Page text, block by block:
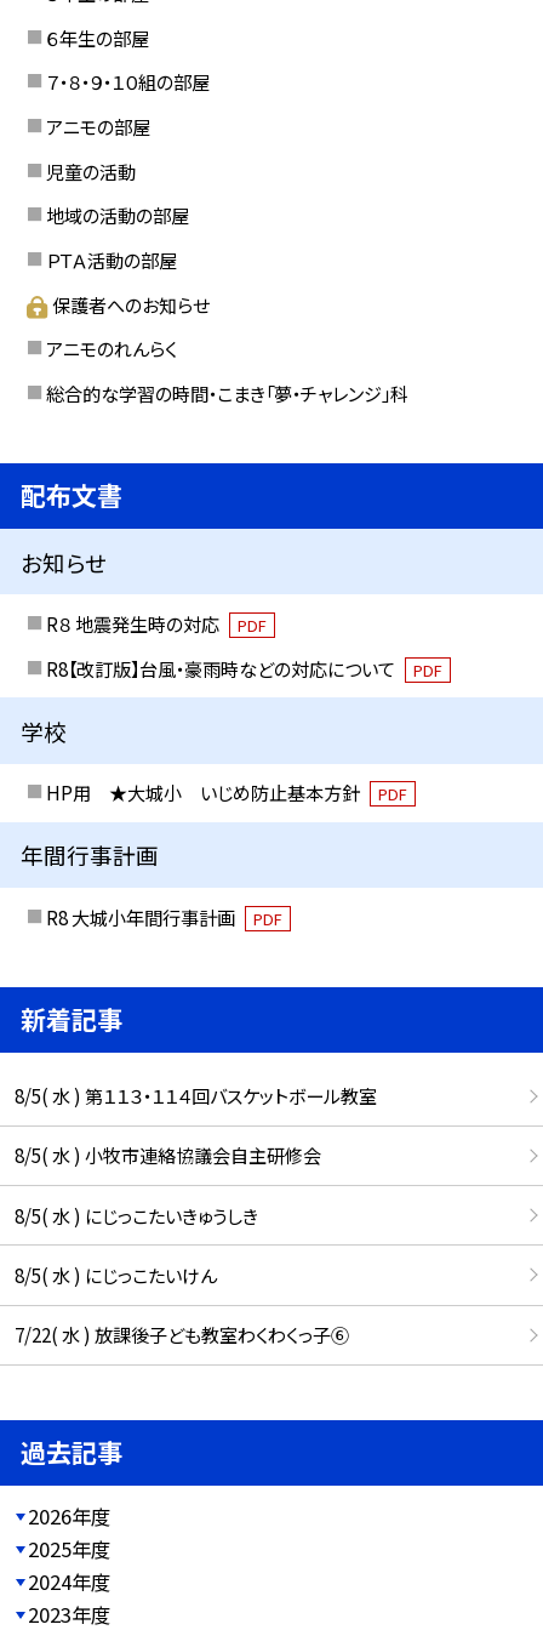
６年生の部屋
７・８・９・１０組の部屋
アニモの部屋
児童の活動
地域の活動の部屋
ＰＴＡ活動の部屋
保護者へのお知らせ
アニモのれんらく
総合的な学習の時間・こまき「夢・チャレンジ」科
配布文書
お知らせ
R８ 地震発生時の対応 PDF
R8【改訂版】台風・豪雨時などの対応について PDF
学校
HP用 ★大城小 いじめ防止基本方針 PDF
年間行事計画
R8 大城小年間行事計画 PDF
新着記事
8/5( 水 ) 第１１３・１１４回バスケットボール教室
8/5( 水 ) 小牧市連絡協議会自主研修会
8/5( 水 ) にじっこたいきゅうしき
8/5( 水 ) にじっこたいけん
7/22( 水 ) 放課後子ども教室わくわくっ子⑥
過去記事
2026年度
2025年度
2024年度
2023年度